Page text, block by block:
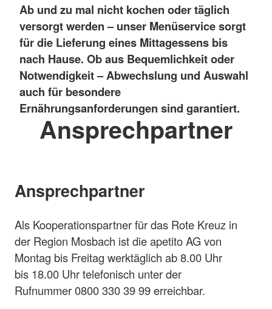
Ab und zu mal nicht kochen oder täglich
versorgt werden – unser Menüservice sorgt
für die Lieferung eines Mittagessens bis
nach Hause. Ob aus Bequemlichkeit oder
Notwendigkeit – Abwechslung und Auswahl
auch für besondere
Ernährungsanforderungen sind garantiert.
Ansprechpartner
Ansprechpartner
Als Kooperationspartner für das Rote Kreuz in
der Region Mosbach ist die apetito AG von
Montag bis Freitag werktäglich ab 8.00 Uhr
bis 18.00 Uhr telefonisch unter der
Rufnummer 0800 330 39 99 erreichbar.